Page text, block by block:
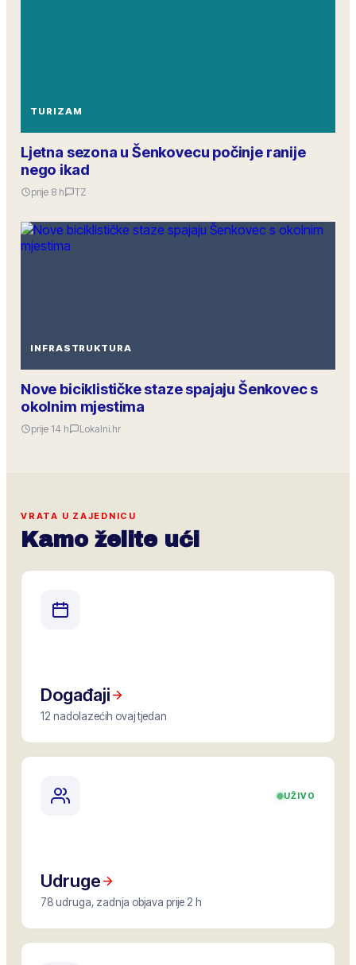
TURIZAM
Ljetna sezona u Šenkovecu počinje ranije
nego ikad
prije 8 h TZ
INFRASTRUKTURA
Nove biciklističke staze spajaju Šenkovec s
okolnim mjestima
prije 14 h Lokalni.hr
VRATA U ZAJEDNICU
Kamo želite ući
Događaji
12 nadolazećih ovaj tjedan
UŽIVO
Udruge
78 udruga, zadnja objava prije 2 h